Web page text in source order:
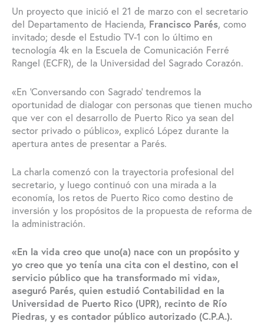
Un proyecto que inició el 21 de marzo con el secretario
del Departamento de Hacienda, Francisco Parés, como
invitado; desde el Estudio TV-1 con lo último en
tecnología 4k en la Escuela de Comunicación Ferré
Rangel (ECFR), de la Universidad del Sagrado Corazón.
«En ‘Conversando con Sagrado’ tendremos la
oportunidad de dialogar con personas que tienen mucho
que ver con el desarrollo de Puerto Rico ya sean del
sector privado o público», explicó López durante la
apertura antes de presentar a Parés.
La charla comenzó con la trayectoria profesional del
secretario, y luego continuó con una mirada a la
economía, los retos de Puerto Rico como destino de
inversión y los propósitos de la propuesta de reforma de
la administración.
«En la vida creo que uno(a) nace con un propósito y
yo creo que yo tenía una cita con el destino, con el
servicio público que ha transformado mi vida»,
aseguró Parés, quien estudió Contabilidad en la
Universidad de Puerto Rico (UPR), recinto de Río
Piedras, y es contador público autorizado (C.P.A.).